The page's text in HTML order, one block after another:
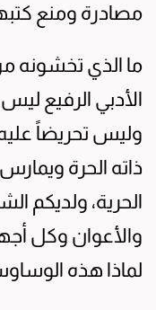
مصادرة ومنع
ما الذي تخشونه
الأدبي الرفيع
وليس تحريضاً
ذاته الحرة
الحرية، ولديكم
والأعوان وكل
لماذا هذه